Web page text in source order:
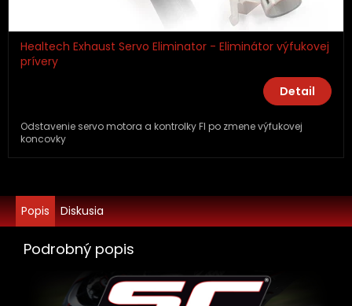
Healtech Exhaust Servo Eliminator - Eliminátor výfukovej
prívery
Detail
Odstavenie servo motora a kontrolky FI po zmene výfukovej
koncovky
Popis Diskusia
Podrobný popis